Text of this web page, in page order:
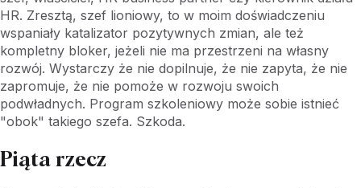
HR. Zresztą, szef lioniowy, to w moim doświadczeniu
wspaniały katalizator pozytywnych zmian, ale też
kompletny bloker, jeżeli nie ma przestrzeni na własny
rozwój. Wystarczy że nie dopilnuje, że nie zapyta, że nie
zapromuje, że nie pomoże w rozwoju swoich
podwładnych. Program szkoleniowy może sobie istnieć
"obok" takiego szefa. Szkoda.
Piąta rzecz